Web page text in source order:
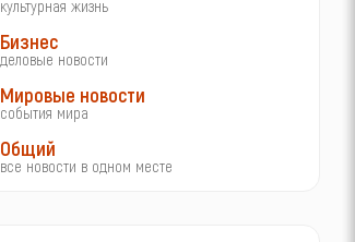
культурная жизнь
Бизнес
деловые новости
Мировые новости
события мира
Общий
все новости в одном месте